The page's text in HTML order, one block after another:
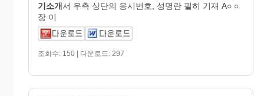
기소개서 우측 상단의 응시번호, 성명란 필히 기재 A○ ○
장 이
조회수: 150 | 다운로드: 297